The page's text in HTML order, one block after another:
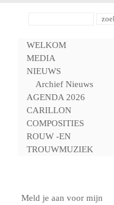
WELKOM
MEDIA
NIEUWS
Archief Nieuws
AGENDA 2026
CARILLON
COMPOSITIES
ROUW -EN
TROUWMUZIEK
Meld je aan voor mijn